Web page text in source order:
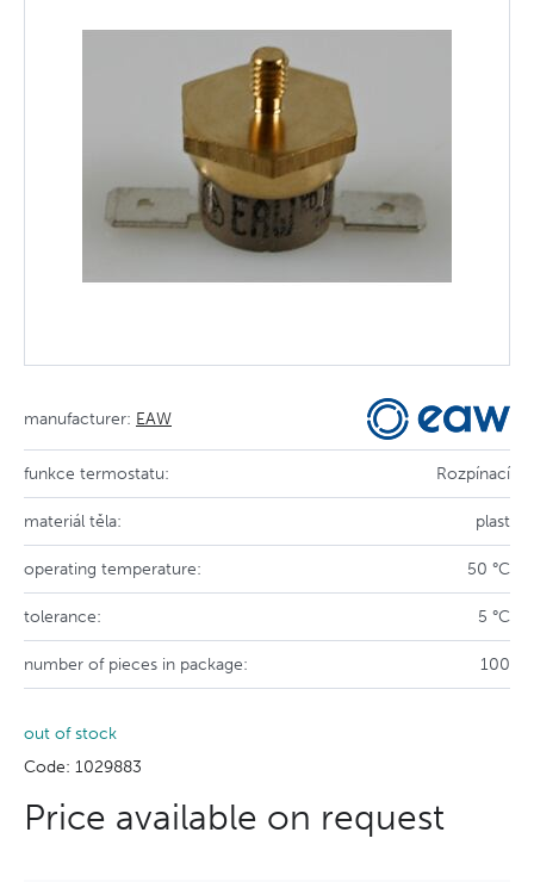
manufacturer: EAW
funkce termostatu: Rozpínací
materiál těla: plast
operating temperature: 50 °C
tolerance: 5 °C
number of pieces in package: 100
out of stock
Code: 1029883
Price available on request